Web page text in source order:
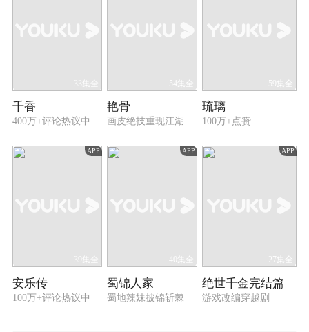
33集全
千香
400万+评论热议中
54集全
艳骨
画皮绝技重现江湖
59集全
琉璃
100万+点赞
APP
39集全
安乐传
100万+评论热议中
APP
40集全
蜀锦人家
蜀地辣妹披锦斩棘
APP
27集全
绝世千金完结篇
游戏改编穿越剧